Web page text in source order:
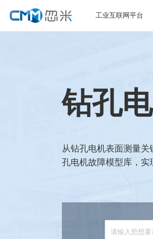
工业互联网平台
钻孔
从钻孔电机表面测量
孔电机故障模型库，实